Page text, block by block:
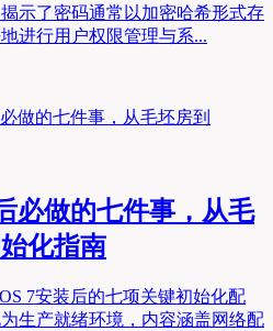
示了密码通常以加密哈希形式存
进行用户权限管理与系...
必做的七件事，从毛
化指南
7安装后的七项关键初始化配
生产就绪环境，内容涵盖网络配